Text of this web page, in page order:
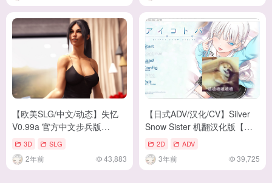
【欧美SLG/中文/动态】失忆
V0.99a 官方中文步兵版
【6.6G/更新】
3D SLG
2年前 43,883
【日式ADV/汉化/CV】Silver
Snow Sister 机翻汉化版【新
汉化/2G】
2D ADV
3年前 39,725